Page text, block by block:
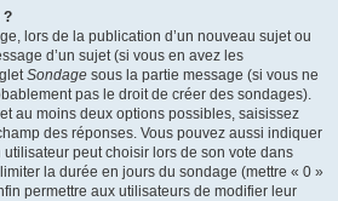
?
lors de la publication d’un nouveau sujet ou
d’un sujet (si vous en avez les
Sondage sous la partie message (si vous ne
pas le droit de créer des sondages).
au moins deux options possibles, saisissez
des réponses. Vous pouvez aussi indiquer
utilisateur peut choisir lors de son vote dans
la durée en jours du sondage (mettre « 0 »
permettre aux utilisateurs de modifier leur